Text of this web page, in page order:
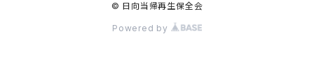
© 日向当帰再生保全会
Powered by